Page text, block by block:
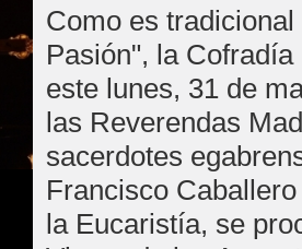
Como es
Pasión", la
este lunes, 31 de
las Reverendas
sacerdotes
Francisco
la Eucaristía, se